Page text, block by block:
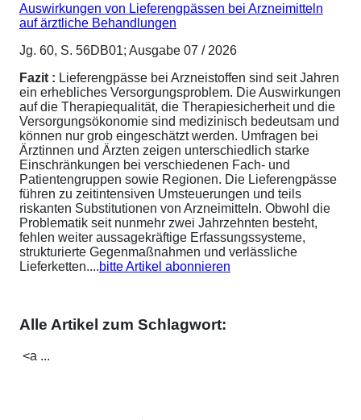
Auswirkungen von Lieferengpässen bei Arzneimitteln
auf ärztliche Behandlungen
Jg. 60, S. 56DB01; Ausgabe 07 / 2026
Fazit : Lieferengpässe bei Arzneistoffen sind seit Jahren
ein erhebliches Versorgungsproblem. Die Auswirkungen
auf die Therapiequalität, die Therapiesicherheit und die
Versorgungsökonomie sind medizinisch bedeutsam und
können nur grob eingeschätzt werden. Umfragen bei
Ärztinnen und Ärzten zeigen unterschiedlich starke
Einschränkungen bei verschiedenen Fach- und
Patientengruppen sowie Regionen. Die Lieferengpässe
führen zu zeitintensiven Umsteuerungen und teils
riskanten Substitutionen von Arzneimitteln. Obwohl die
Problematik seit nunmehr zwei Jahrzehnten besteht,
fehlen weiter aussagekräftige Erfassungssysteme,
strukturierte Gegenmaßnahmen und verlässliche
Lieferketten....bitte Artikel abonnieren
Alle Artikel zum Schlagwort:
<a ...